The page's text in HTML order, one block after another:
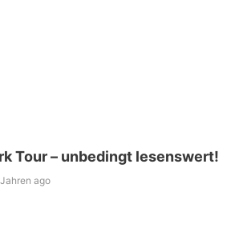
Tour – unbedingt lesenswert!
ago